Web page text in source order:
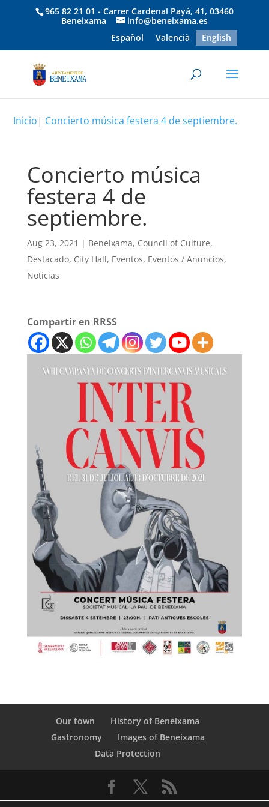
965 82 21 01 - Carrer Cardenal Payà, 41, 03460
Beneixama
info@beneixama.es
Español
Valencià English
Inicio| Concierto música festera 4 de septiembre.
Concierto música
festera 4 de
septiembre.
Aug 23, 2021 | Beneixama, Council of Culture,
Destacado, City Hall, Eventos, Eventos / Anuncios,
Noticias
Compartir en RRSS
Our town
History of Beneixama
Gastronomy
Images of Beneixama
Data Protection